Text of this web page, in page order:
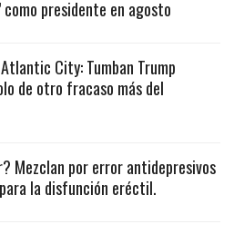
como presidente en agosto
City: Tumban Trump
de otro fracaso más del
Mezclan por error antidepresivos
la disfunción eréctil.